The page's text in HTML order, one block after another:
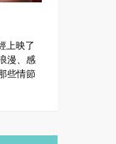
上映了
漫、感
些情節